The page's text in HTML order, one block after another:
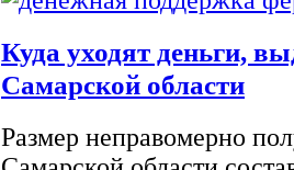
Куда уходят деньги,
Самарской области
Размер неправомерно